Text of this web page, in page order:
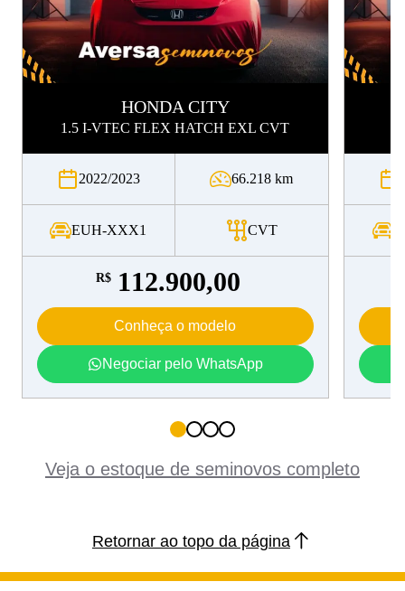
HONDA CITY
1.5 I-VTEC FLEX HATCH EXL CVT
2022/2023 66.218 km
EUH-XXX1 CVT
R$112.900,00
Conheça o modelo
Negociar pelo WhatsApp
Veja o estoque de seminovos completo
Retornar ao topo da página